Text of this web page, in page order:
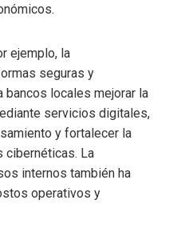
ejemplo, la
seguras y
locales mejorar la
servicios digitales,
y fortalecer la
cibernéticas. La
internos también ha
operativos y